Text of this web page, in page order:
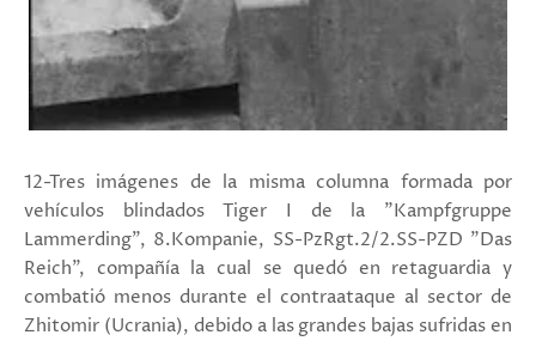
12-Tres imágenes de la misma columna formada por
vehículos blindados Tiger I de la "Kampfgruppe
Lammerding", 8.Kompanie, SS-PzRgt.2/2.SS-PZD "Das
Reich", compañía la cual se quedó en retaguardia y
combatió menos durante el contraataque al sector de
Zhitomir (Ucrania), debido a las grandes bajas sufridas en